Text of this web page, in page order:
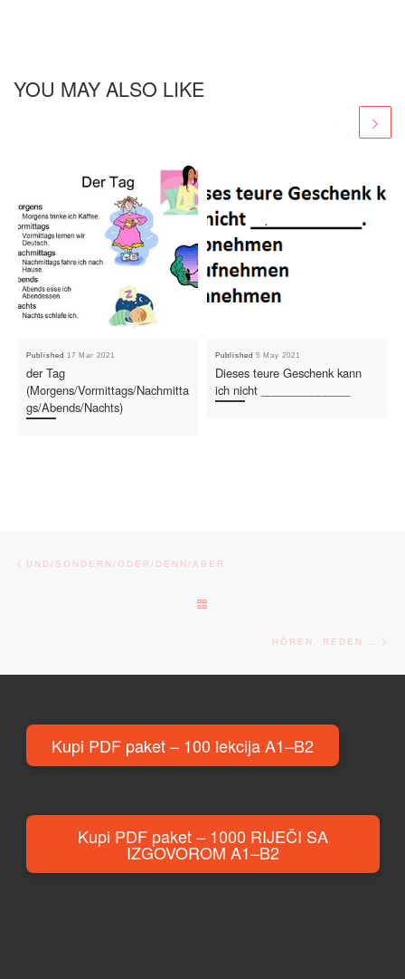
YOU MAY ALSO LIKE
Published17 Mar 2021
der Tag
(Morgens/Vormittags/Nachmitta
gs/Abends/Nachts)
Published5 May 2021
Dieses teure Geschenk kann
ich nicht ______________
Post navigation
UND/SONDERN/ODER/DENN/ABER
HÖREN, REDEN …
Kupi PDF paket – 100 lekcija A1–B2
Kupi PDF paket – 1000 RIJEČI SA
IZGOVOROM A1–B2